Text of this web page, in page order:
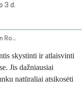
3 d.
Acetylcysteine Inhalation Route
skystinti ir atlaisvinti
Jis dažniausiai
natūraliai atsikosėti